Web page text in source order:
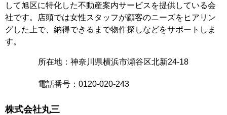
して旭区に特化した不動産案内サービスを提供している会
社です。店頭では女性スタッフが顧客のニーズをヒアリン
グした上で、納得できるまで物件探しなどをサポートしま
す。
所在地：神奈川県横浜市瀬谷区北新24-18
電話番号：0120-020-243
株式会社丸三